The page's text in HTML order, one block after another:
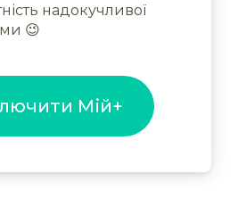
надокучливої
😉
Мій+